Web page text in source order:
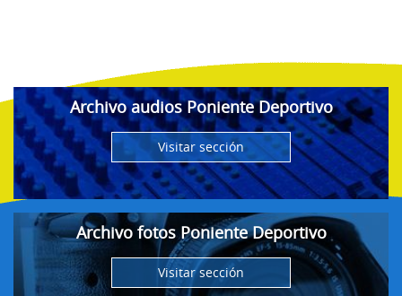
Archivo audios Poniente Deportivo
Visitar sección
Archivo fotos Poniente Deportivo
Visitar sección